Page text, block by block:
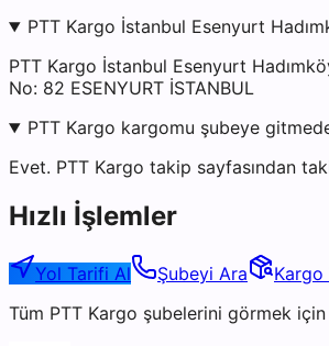
PTT Kargo İstanbul Esenyurt
PTT Kargo İstanbul Esenyurt
No: 82 ESENYURT İSTANBUL
PTT Kargo kargomu şubeye
Evet. PTT Kargo takip sayfasından
Hızlı İşlemler
Yol Tarifi Al Şubeyi Ara
Kargo
Tüm PTT Kargo şubelerini görmek için